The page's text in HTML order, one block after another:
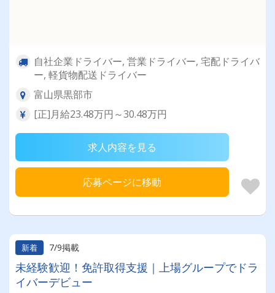
自社企業ドライバー, 営業ドライバー, 宅配ドライバ
ー, 軽貨物配送ドライバー
富山県黒部市
[正]月給23.48万円～30.48万円
求人内容を見る
応募ページに移動
新着 7/9掲載
未経験歓迎！免許取得支援｜上場グループでドラ
イバーデビュー